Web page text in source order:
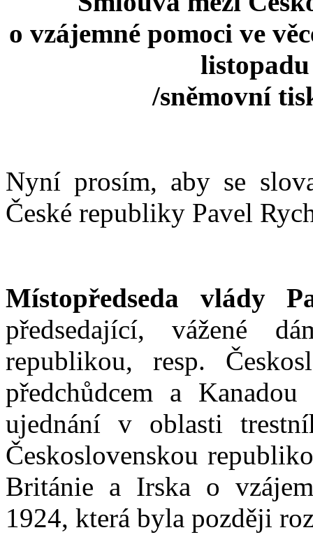
o vzájemné pomoci ve
/sněmovní
Nyní prosím, aby se
České republiky Pavel
Místopředseda vlády
předsedající, vážené
republikou, resp.
předchůdcem a
ujednání v oblasti
Československou
Británie a Irska o
1924, která byla později